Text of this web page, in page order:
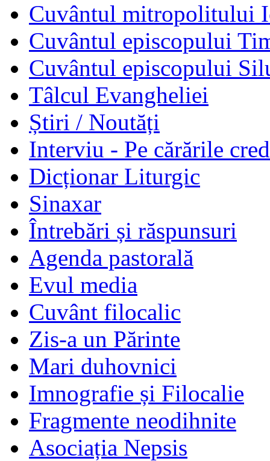
Cuvântul mitropolitului
Cuvântul episcopului
Cuvântul episcopului
Tâlcul Evangheliei
Știri / Noutăți
Interviu - Pe cărările
Dicționar Liturgic
Sinaxar
Întrebări și răspunsuri
Agenda pastorală
Evul media
Cuvânt filocalic
Zis-a un Părinte
Mari duhovnici
Imnografie și Filocalie
Fragmente neodihnite
Asociația Nepsis